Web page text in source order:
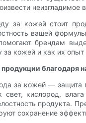
кожей стоит
вашей формулы
брендам
кожей и как их
за кожей — защита
кислород,
продукта.
сохранение